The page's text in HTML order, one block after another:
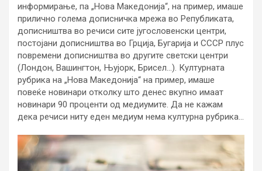
информирање, па „Нова Македонија“, на пример, имаше
прилично голема дописничка мрежа во Републиката,
дописништва во речиси сите југословенски центри,
постојани дописништва во Грција, Бугарија и СССР плус
повремени дописништва во другите светски центри
(Лондон, Вашингтон, Њујорк, Брисел…). Културната
рубрика на „Нова Македонија“ на пример, имаше
повеќе новинари отколку што денес вкупно имаат
новинари 90 проценти од медиумите. Да не кажам
дека речиси ниту еден медиум нема културна рубрика…